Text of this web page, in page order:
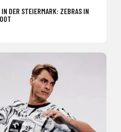
IN DER STEIERMARK: ZEBRAS IN